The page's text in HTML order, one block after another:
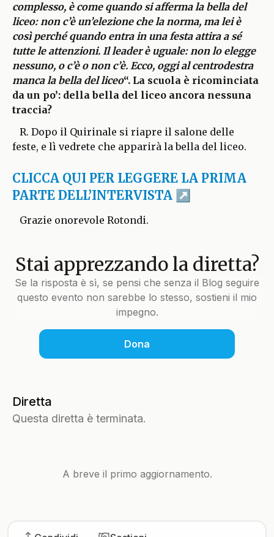
complesso, è come quando si afferma la bella del
liceo: non c’è un’elezione che la norma, ma lei è
così perché quando entra in una festa attira a sé
tutte le attenzioni. Il leader è uguale: non lo elegge
nessuno, o c’è o non c’è. Ecco, oggi al centrodestra
manca la bella del liceo“. La scuola è ricominciata
da un po’: della bella del liceo ancora nessuna
traccia?
R. Dopo il Quirinale si riapre il salone delle
feste, e lì vedrete che apparirà la bella del liceo.
CLICCA QUI PER LEGGERE LA PRIMA
PARTE DELL’INTERVISTA
Grazie onorevole Rotondi.
Stai apprezzando la diretta?
Se la risposta è sì, se pensi che senza il Blog seguire
questo evento non sarebbe lo stesso, sostieni il mio
impegno.
Dona
Diretta
Questa diretta è terminata.
A breve il primo aggiornamento.